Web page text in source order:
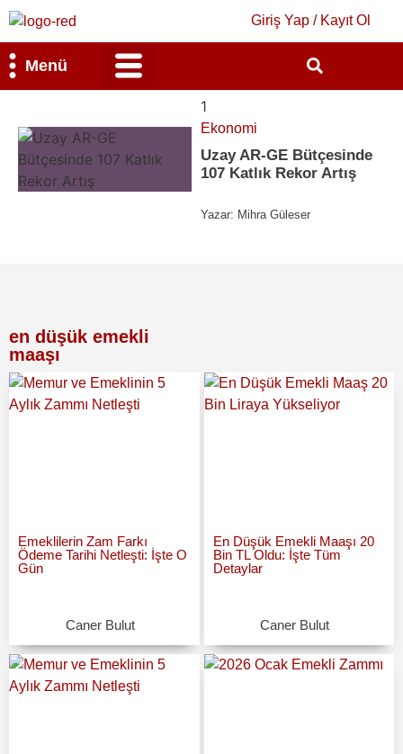
Giriş Yap / Kayıt Ol
Menü
1
Ekonomi
Uzay AR-GE Bütçesinde
107 Katlık Rekor Artış
Yazar: Mihra Güleser
en düşük emekli
maaşı
Emeklilerin Zam Farkı
Ödeme Tarihi Netleşti: İşte O
Gün
Caner Bulut
En Düşük Emekli Maaşı 20
Bin TL Oldu: İşte Tüm
Detaylar
Caner Bulut